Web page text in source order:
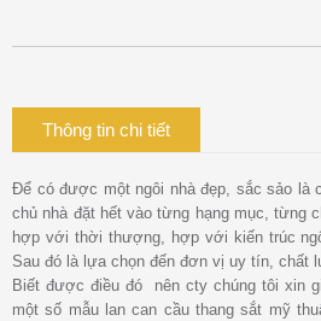
Thông tin chi tiết
Để có được một ngôi nhà đẹp, sắc sảo là
chủ nhà đặt hết vào từng hạng mục, từng
hợp với thời thượng, hợp với kiến trúc
Sau đó là lựa chọn đến đơn vị uy tín, chất
Biết được điều đó nên cty chúng tôi xin
một số mẫu lan can cầu thang sắt mỹ